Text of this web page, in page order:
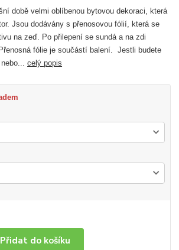
době velmi oblíbenou bytovou dekoraci, která
Jsou dodávány s přenosovou fólií, která se
na zeď. Po přilepení se sundá a na zdi
fólie je součástí balení. Jestli budete
nebo...celý popis
Přidat do košíku